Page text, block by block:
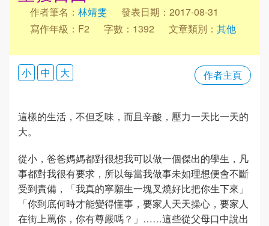
作者筆名： 林靖雯
發表日期：2017-08-31
寫作年級：F2
字數：1392 文章類別： 其他
作者主頁
小 中 大
這樣的生活，不但乏味，而且辛酸，壓力一天比一天的
大。
從小，爸爸媽媽都對很想我可以做一個傑出的學生，凡
事都對我很有要求，所以每當我做事未如理想便會不斷
受到責備，「我真的寧願生一塊叉燒好比把你生下來」
「你到底何時才能變得懂事，要家人天天操心，要家人
在街上罵你，你有尊嚴嗎？」……這些從父母口中說出